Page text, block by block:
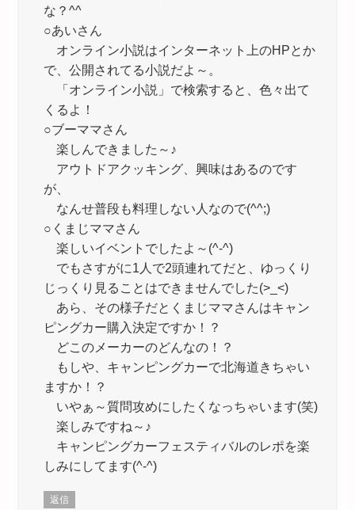
な？^^
○あいさん
オンライン小説はインターネット上のHPとか
で、公開されてる小説だよ～。
「オンライン小説」で検索すると、色々出て
くるよ！
○ブーママさん
楽しんできました～♪
アウトドアクッキング、興味はあるのです
が、
なんせ普段も料理しない人なので(^^;)
○くまじママさん
楽しいイベントでしたよ～(^-^)
でもさすがに1人で2頭連れてだと、ゆっくり
じっくり見ることはできませんでした(>_<)
あら、その様子だとくまじママさんはキャン
ピングカー購入決定ですか！？
どこのメーカーのどんなの！？
もしや、キャンピングカーで北海道きちゃい
ますか！？
いやぁ～質問攻めにしたくなっちゃいます(笑)
楽しみですね～♪
キャンピングカーフェスティバルのレポを楽
しみにしてます(^-^)
返信